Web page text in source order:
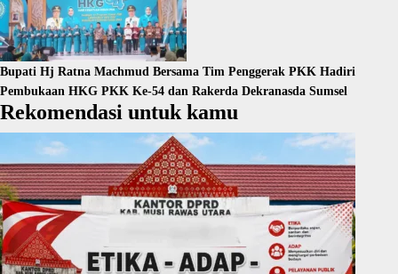
Bupati Hj Ratna Machmud Bersama Tim Penggerak PKK Hadiri
Pembukaan HKG PKK Ke-54 dan Rakerda Dekranasda Sumsel
Rekomendasi untuk kamu